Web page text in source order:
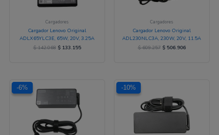
Cargadores
Cargador Lenovo Original
ADLX65YLC3E, 65W, 20V, 3.25A
$142.068 $133.155
Cargadores
Cargador Lenovo Original
ADL230NLC3A, 230W, 20V, 11.5A
$609.257 $506.906
-6%
-6%
precio
$ 139.672.$ 131.238.
-10%
-10%
original
era:
$ 193.609.$ 174.387.